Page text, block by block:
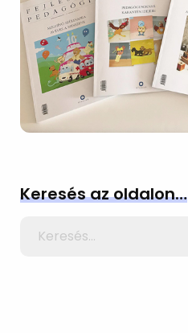
Keresés az oldalon…